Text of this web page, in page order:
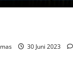
mas 30 Juni 2023